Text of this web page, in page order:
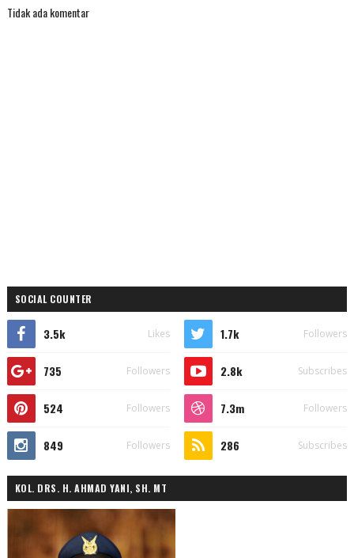
Tidak ada komentar
SOCIAL COUNTER
3.5k Likes 1.7k Followers
735 Followers 2.8k Subscribes
524 Followers 7.3m Followers
849 Followers 286 Subscribes
KOL. DRS. H. AHMAD YANI, SH. MT